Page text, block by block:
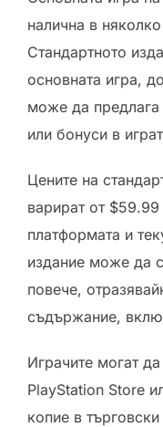
налична в
Стандартното
основната игра,
може да
или бонуси в
Цените на
варират от
платформата и
издание може да
повече,
съдържание,
Играчите могат
PlayStation Store
копие в